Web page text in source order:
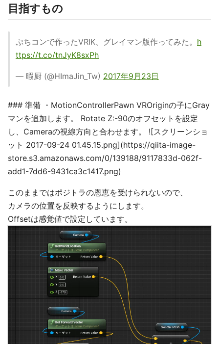
目指すもの
ぷちコンで作ったVRIK、グレイマン版作ってみた。 h
ttps://t.co/tnJyK8sxPh
— 暇厨 (@HImaJin_Tw) 2017年9月23日
### 準備 ・MotionControllerPawn VROriginの子にGray
マンを追加します。 Rotate Z:-90のオフセットを設定
し、Cameraの視線方向と合わせます。 ![スクリーンショ
ット 2017-09-24 01.45.15.png](https://qiita-image-
store.s3.amazonaws.com/0/139188/9117833d-062f-
add1-7dd6-9431ca3c1417.png)
このままではポジトラの恩恵を受けられないので、
カメラの位置を反映するようにします。
Offsetは感覚値で設定しています。